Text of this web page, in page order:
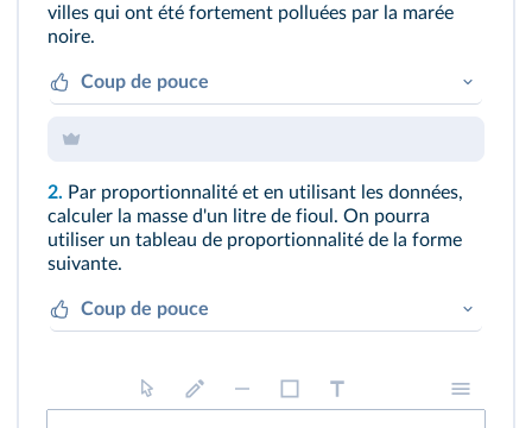
villes qui ont été fortement polluées par la marée
noire.
Coup de pouce
D'après la légende, les zones fortement
2. Par proportionnalité et en utilisant les données,
calculer la masse d'un litre de fioul. On pourra
utiliser un tableau de proportionnalité de la forme
suivante.
Coup de pouce
pèsent 8,8 kg. On peut établir un tableau de
proportionnalité pour trouver la masse d'un